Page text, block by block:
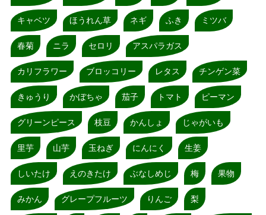
キャベツ ほうれん草 ネギ ふき ミツバ
春菊 ニラ セロリ アスパラガス
カリフラワー ブロッコリー レタス チンゲン菜
きゅうり かぼちゃ 茄子 トマト ピーマン
グリーンピース 枝豆 かんしょ じゃがいも
里芋 山芋 玉ねぎ にんにく 生姜
しいたけ えのきたけ ぶなしめじ 梅 果物
みかん グレープフルーツ りんご 梨